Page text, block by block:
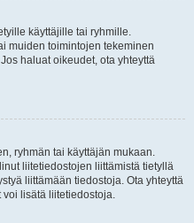
käyttäjille tai ryhmille.
muiden toimintojen tekeminen
haluat oikeudet, ota yhteyttä
ryhmän tai käyttäjän mukaan.
liitetiedostojen liittämistä tietyllä
liittämään tiedostoja. Ota yhteyttä
lisätä liitetiedostoja.